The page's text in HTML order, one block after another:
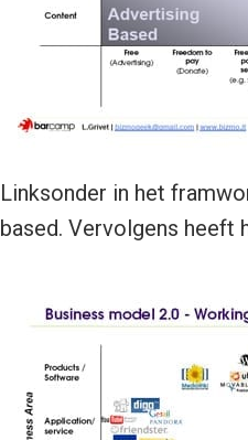
Linksonder in het
based. Vervolgens